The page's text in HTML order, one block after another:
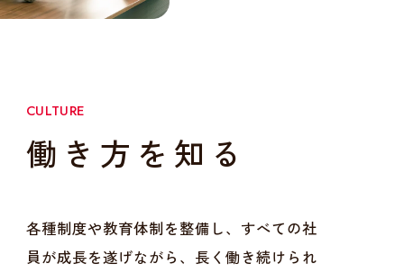
CULTURE
働き方を知る
各種制度や教育体制を整備し、すべての社
員が成長を遂げながら、長く働き続けられ